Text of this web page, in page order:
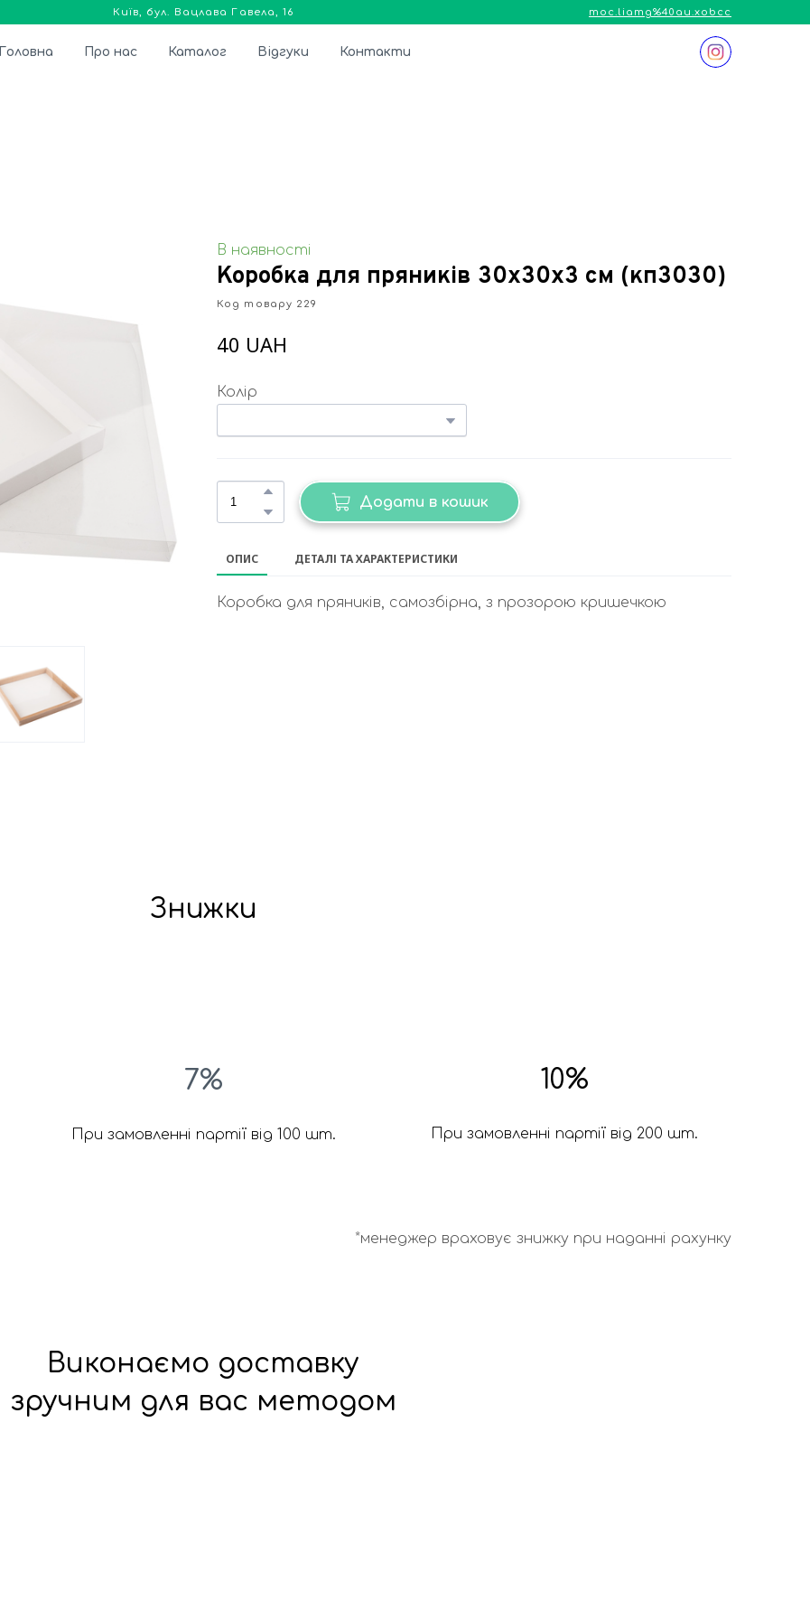
Київ, бул. Вацлава Гавела, 16 moc.liamg%40au.xobcc
Головна Про нас Каталог Відгуки Контакти
В наявності
Коробка для пряників 30х30х3 см (кп3030)
Код товару 229
40 UAH
Колір
Додати в кошик
ОПИС ДЕТАЛІ ТА ХАРАКТЕРИСТИКИ
Коробка для пряників, самозбірна, з прозорою кришечкою
Знижки
7%
При замовленні партії від 100 шт.
10%
При замовленні партії від 200 шт.
*менеджер враховує знижку при наданні рахунку
Виконаємо доставку
зручним для вас методом